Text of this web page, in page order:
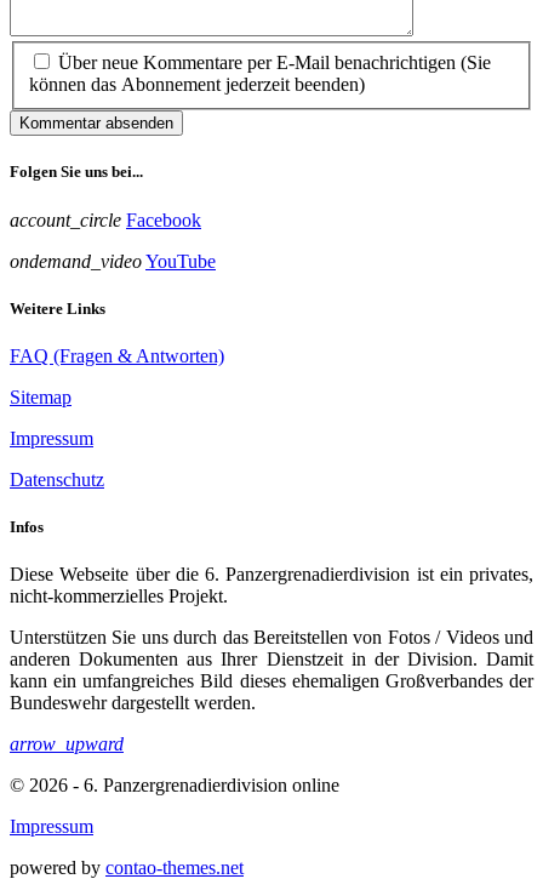
Über neue Kommentare per E-Mail benachrichtigen (Sie
können das Abonnement jederzeit beenden)
Kommentar absenden
Folgen Sie uns bei...
account_circle Facebook
ondemand_videoYouTube
Weitere Links
FAQ (Fragen & Antworten)
Sitemap
Impressum
Datenschutz
Infos
Diese Webseite über die 6. Panzergrenadierdivision ist ein privates,
nicht-kommerzielles Projekt.
Unterstützen Sie uns durch das Bereitstellen von Fotos / Videos und
anderen Dokumenten aus Ihrer Dienstzeit in der Division. Damit
kann ein umfangreiches Bild dieses ehemaligen Großverbandes der
Bundeswehr dargestellt werden.
arrow_upward
© 2026 - 6. Panzergrenadierdivision online
Impressum
powered by contao-themes.net